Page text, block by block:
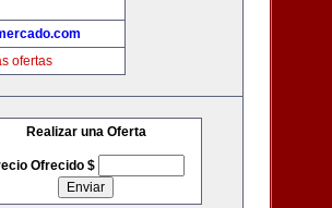
ofertas
Realizar una Oferta
Ofrecido $